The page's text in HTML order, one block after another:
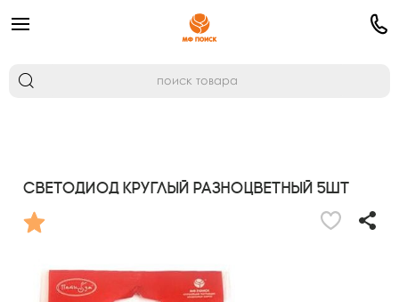
Светодиод круглый разноцветный 5шт